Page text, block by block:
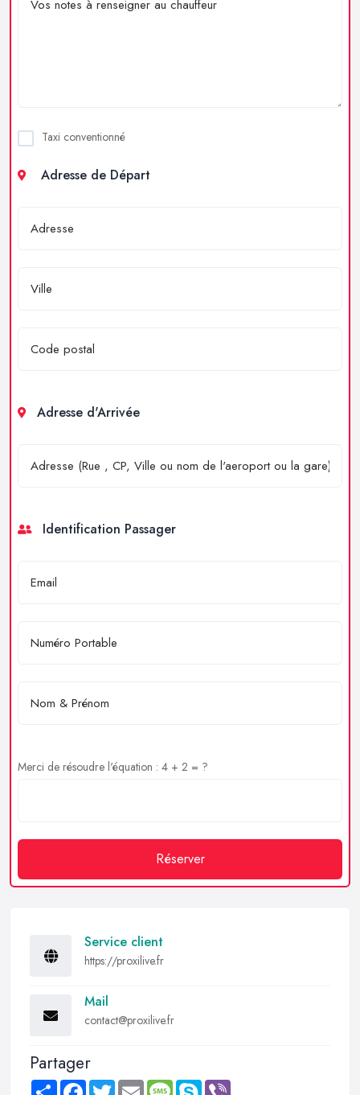
Taxi conventionné
Adresse de Départ
Adresse d'Arrivée
Identification Passager
Merci de résoudre l'équation : 4 + 2 = ?
Réserver
Service client
https://proxilive.fr
Mail
contact@proxilive.fr
Partager
Share FacebookTwitter Email MessageSkype